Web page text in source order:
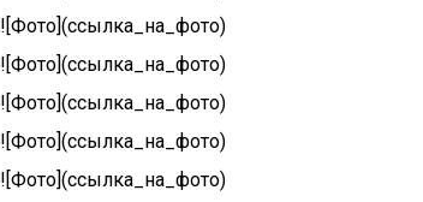
![Фото](ссылка_на_фото)
![Фото](ссылка_на_фото)
![Фото](ссылка_на_фото)
![Фото](ссылка_на_фото)
![Фото](ссылка_на_фото)